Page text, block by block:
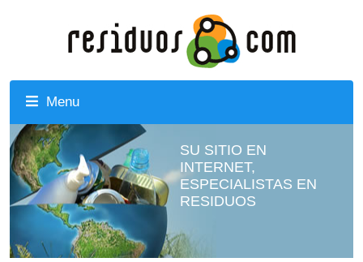
Menu
SU SITIO EN
INTERNET,
ESPECIALISTAS EN
RESIDUOS